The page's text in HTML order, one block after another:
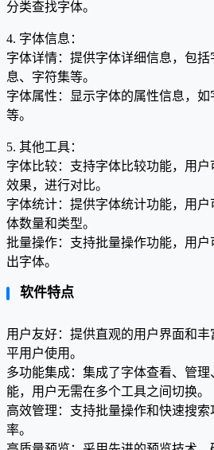
分类查找字体。
4. 字体信息：
字体详情：提供字体详细信息，包
息、字符集等。
字体属性：显示字体的属性信息，
等。
5. 其他工具：
字体比较：支持字体比较功能，用
效果，进行对比。
字体统计：提供字体统计功能，用
体数量和类型。
批量操作：支持批量操作功能，用
出字体。
软件特点
用户友好：提供直观的用户界面和
平用户使用。
多功能集成：集成了字体查看、管
能，用户无需在多个工具之间切换。
高效管理：支持批量操作和快速搜
率。